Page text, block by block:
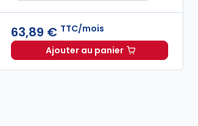
TTC/mois
63,89 € TTC/mois
Ajouter au panierRevue des Sociétés à